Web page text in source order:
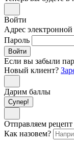
Войти
Адрес
Пароль
Войти
Если вы забыли
Новый клиент?
Дарим баллы
Супер!
Отправляем рецепт
Как назовем?